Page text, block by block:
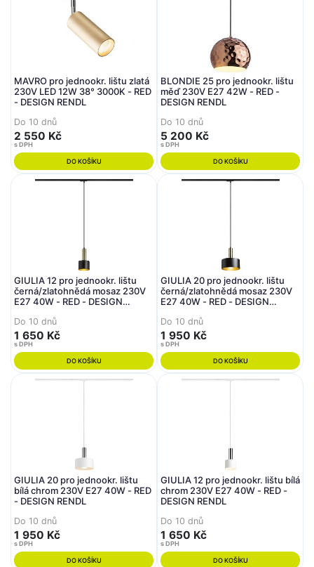
MAVRO pro jednookr. lištu zlatá
230V LED 12W 38° 3000K - RED
- DESIGN RENDL
Do 10 dnů
2 550 Kč
s DPH
DO KOŠÍKU
BLONDIE 25 pro jednookr. lištu
měď 230V E27 42W - RED -
DESIGN RENDL
Do 10 dnů
5 200 Kč
s DPH
DO KOŠÍKU
GIULIA 12 pro jednookr. lištu
černá/zlatohnědá mosaz 230V
E27 40W - RED - DESIGN
Do 10 dnů
1 650 Kč
s DPH
DO KOŠÍKU
GIULIA 20 pro jednookr. lištu
černá/zlatohnědá mosaz 230V
E27 40W - RED - DESIGN
Do 10 dnů
1 950 Kč
s DPH
DO KOŠÍKU
GIULIA 20 pro jednookr. lištu
bílá chrom 230V E27 40W - RED
- DESIGN RENDL
Do 10 dnů
1 950 Kč
s DPH
DO KOŠÍKU
GIULIA 12 pro jednookr. lištu bílá
chrom 230V E27 40W - RED -
DESIGN RENDL
Do 10 dnů
1 650 Kč
s DPH
DO KOŠÍKU